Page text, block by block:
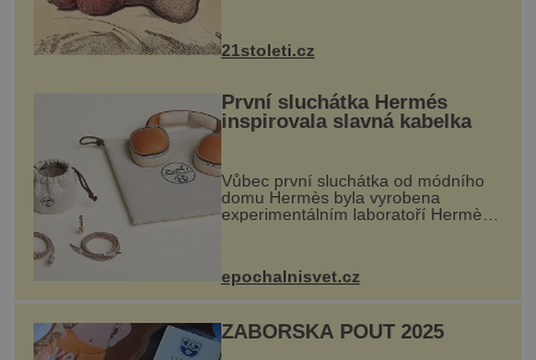
nohou, a způsobuje bole...
21stoleti.cz
První sluchátka Hermés
inspirovala slavná kabelka
Vůbec první sluchátka od módního
domu Hermès byla vyrobena
experimentálním laboratoří Hermès
kovový...
epochalnisvet.cz
ZÁBOŘSKÁ POUŤ 2025